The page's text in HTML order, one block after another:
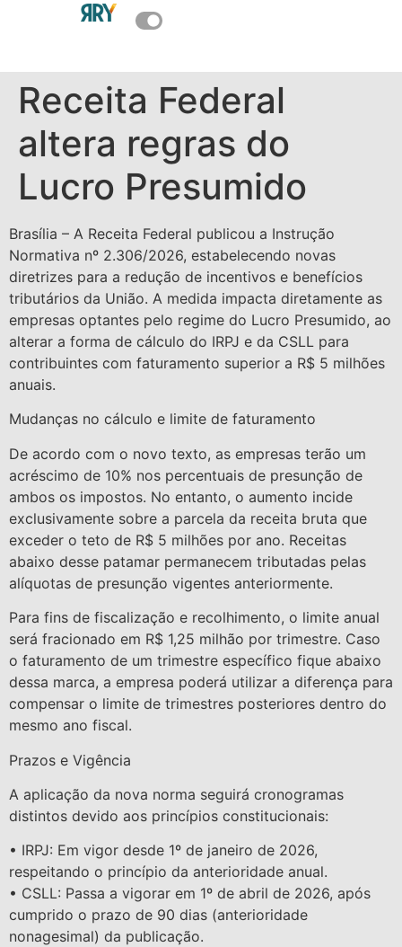
Receita Federal
altera regras do
Lucro Presumido
Brasília – A Receita Federal publicou a Instrução
Normativa nº 2.306/2026, estabelecendo novas
diretrizes para a redução de incentivos e benefícios
tributários da União. A medida impacta diretamente as
empresas optantes pelo regime do Lucro Presumido, ao
alterar a forma de cálculo do IRPJ e da CSLL para
contribuintes com faturamento superior a R$ 5 milhões
anuais.
Mudanças no cálculo e limite de faturamento
De acordo com o novo texto, as empresas terão um
acréscimo de 10% nos percentuais de presunção de
ambos os impostos. No entanto, o aumento incide
exclusivamente sobre a parcela da receita bruta que
exceder o teto de R$ 5 milhões por ano. Receitas
abaixo desse patamar permanecem tributadas pelas
alíquotas de presunção vigentes anteriormente.
Para fins de fiscalização e recolhimento, o limite anual
será fracionado em R$ 1,25 milhão por trimestre. Caso
o faturamento de um trimestre específico fique abaixo
dessa marca, a empresa poderá utilizar a diferença para
compensar o limite de trimestres posteriores dentro do
mesmo ano fiscal.
Prazos e Vigência
A aplicação da nova norma seguirá cronogramas
distintos devido aos princípios constitucionais:
• IRPJ: Em vigor desde 1º de janeiro de 2026,
respeitando o princípio da anterioridade anual.
• CSLL: Passa a vigorar em 1º de abril de 2026, após
cumprido o prazo de 90 dias (anterioridade
nonagesimal) da publicação.